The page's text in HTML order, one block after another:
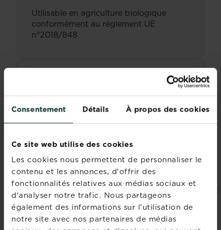
Consentement Détails À propos des cookies
Ce site web utilise des cookies
Les cookies nous permettent de personnaliser le
contenu et les annonces, d'offrir des
fonctionnalités relatives aux médias sociaux et
d'analyser notre trafic. Nous partageons
également des informations sur l'utilisation de
notre site avec nos partenaires de médias
Utilisable en agriculture biologique
conformément au règlement UE
n°2018/848
Documents
PRODUITS ASSOCIÉS